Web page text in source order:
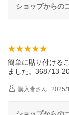
ショップからの
簡単に貼り付ける
ました。368713-
購入者さん 2025/
ショップからの